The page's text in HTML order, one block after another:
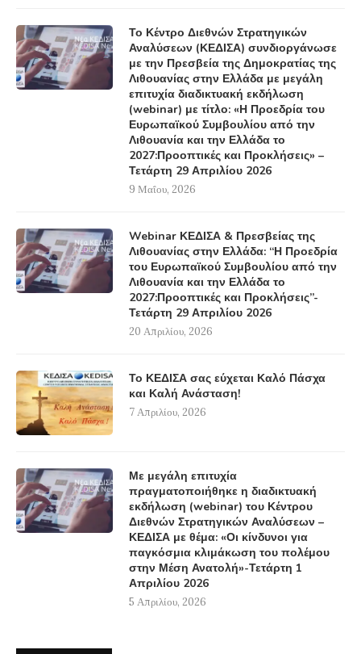
Το Κέντρο Διεθνών Στρατηγικών
Αναλύσεων (ΚΕΔΙΣΑ) συνδιοργάνωσε
με την Πρεσβεία της Δημοκρατίας της
Λιθουανίας στην Ελλάδα με μεγάλη
επιτυχία διαδικτυακή εκδήλωση
(webinar) με τίτλο: «Η Προεδρία του
Ευρωπαϊκού Συμβουλίου από την
Λιθουανία και την Ελλάδα το
2027:Προοπτικές και Προκλήσεις» –
Τετάρτη 29 Απριλίου 2026
9 Μαΐου, 2026
Webinar ΚΕΔΙΣΑ & Πρεσβείας της
Λιθουανίας στην Ελλάδα: “Η Προεδρία
του Ευρωπαϊκού Συμβουλίου από την
Λιθουανία και την Ελλάδα το
2027:Προοπτικές και Προκλήσεις”-
Τετάρτη 29 Απριλίου 2026
20 Απριλίου, 2026
Το ΚΕΔΙΣΑ σας εύχεται Καλό Πάσχα
και Καλή Ανάσταση!
7 Απριλίου, 2026
Με μεγάλη επιτυχία
πραγματοποιήθηκε η διαδικτυακή
εκδήλωση (webinar) του Κέντρου
Διεθνών Στρατηγικών Αναλύσεων –
ΚΕΔΙΣΑ με θέμα: «Οι κίνδυνοι για
παγκόσμια κλιμάκωση του πολέμου
στην Μέση Ανατολή»-Τετάρτη 1
Απριλίου 2026
5 Απριλίου, 2026